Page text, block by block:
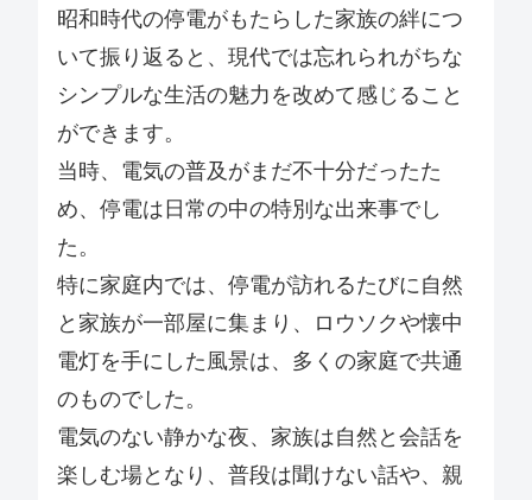
昭和時代の停電がもたらした家族の絆につ
いて振り返ると、現代では忘れられがちな
シンプルな生活の魅力を改めて感じること
ができます。
当時、電気の普及がまだ不十分だったた
め、停電は日常の中の特別な出来事でし
た。
特に家庭内では、停電が訪れるたびに自然
と家族が一部屋に集まり、ロウソクや懐中
電灯を手にした風景は、多くの家庭で共通
のものでした。
電気のない静かな夜、家族は自然と会話を
楽しむ場となり、普段は聞けない話や、親